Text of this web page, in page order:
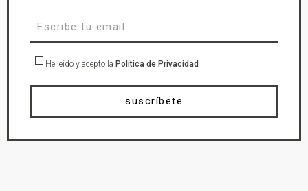
He leído y acepto la Política de Privacidad
suscríbete